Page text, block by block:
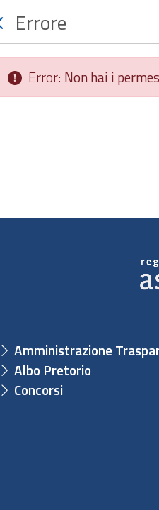
Errore
Error: Non hai i
Amministrazione
Albo Pretorio
Concorsi